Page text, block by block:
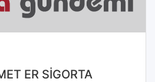
ER SİGORTA